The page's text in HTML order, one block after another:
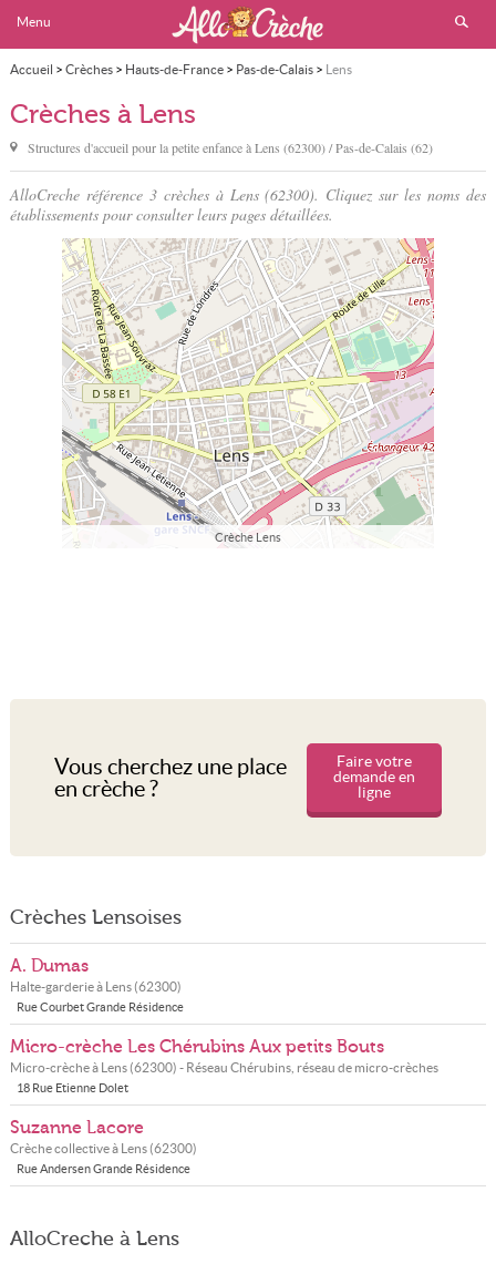
Menu
Accueil > Crèches> Hauts-de-France> Pas-de-Calais> Lens
Crèches à Lens
Structures d'accueil pour la petite enfance àLens (62300) / Pas-de-Calais (62)
AlloCreche référence 3 crèches à Lens (62300). Cliquez sur les noms des
établissements pour consulter leurs pages détaillées.
Crèche Lens
Vous cherchez une place
en crèche ?
Faire votre
demande en
ligne
Crèches Lensoises
A. Dumas
Halte-garderie à Lens(62300)
Rue Courbet Grande Résidence
Micro-crèche Les Chérubins Aux petits Bouts
Micro-crèche à Lens(62300) - Réseau Chérubins, réseau de micro-crèches
18 Rue Etienne Dolet
Suzanne Lacore
Crèche collective à Lens(62300)
Rue Andersen Grande Résidence
AlloCreche à Lens